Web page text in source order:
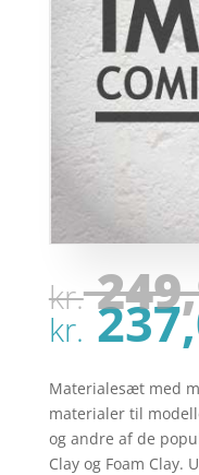
kr.
kr.
Materialesæt med
materialer til
og andre af de
Clay og Foam